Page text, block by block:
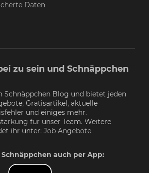
Daten
zu sein und Schnäppchen
Schnäppchen Blog und bietet jeden
Gratisartikel, aktuelle
und einiges mehr.
für unser Team. Weitere
ihr unter: Job Angebote
Schnäppchen auch per App: